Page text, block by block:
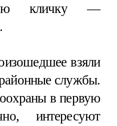
кличку —
взяли
службы.
в первую
интересуют